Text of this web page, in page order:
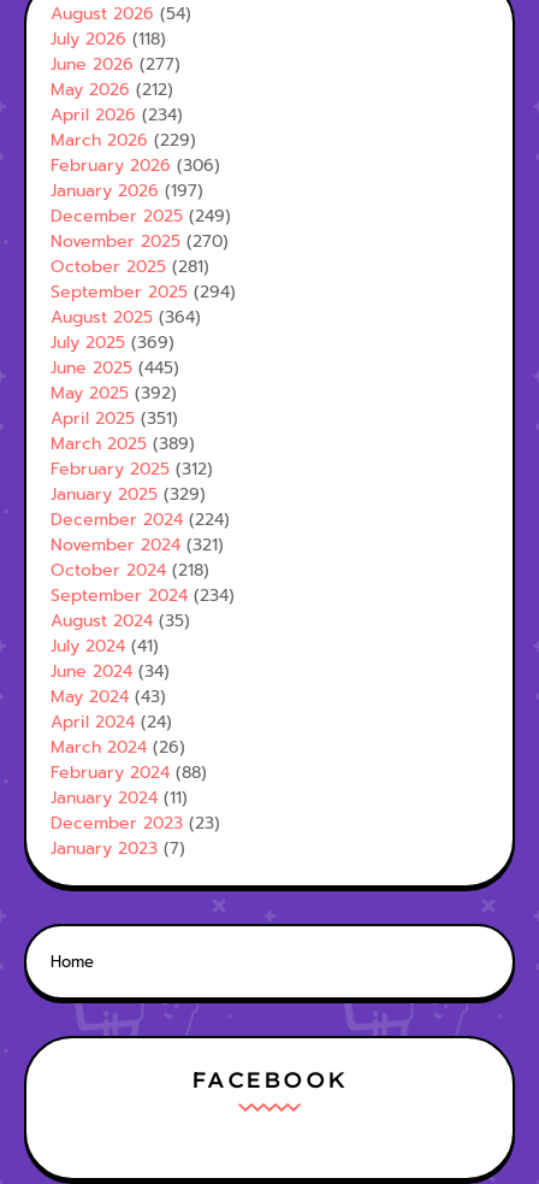
August 2026 (54)
July 2026 (118)
June 2026 (277)
May 2026 (212)
April 2026 (234)
March 2026 (229)
February 2026 (306)
January 2026 (197)
December 2025 (249)
November 2025 (270)
October 2025 (281)
September 2025 (294)
August 2025 (364)
July 2025 (369)
June 2025 (445)
May 2025 (392)
April 2025 (351)
March 2025 (389)
February 2025 (312)
January 2025 (329)
December 2024 (224)
November 2024 (321)
October 2024 (218)
September 2024 (234)
August 2024 (35)
July 2024 (41)
June 2024 (34)
May 2024 (43)
April 2024 (24)
March 2024 (26)
February 2024 (88)
January 2024 (11)
December 2023 (23)
January 2023 (7)
Home
FACEBOOK